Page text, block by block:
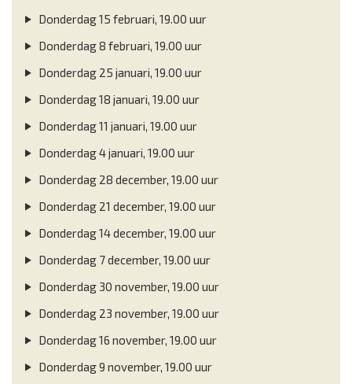
Donderdag 15 februari, 19.00 uur
Donderdag 8 februari, 19.00 uur
Donderdag 25 januari, 19.00 uur
Donderdag 18 januari, 19.00 uur
Donderdag 11 januari, 19.00 uur
Donderdag 4 januari, 19.00 uur
Donderdag 28 december, 19.00 uur
Donderdag 21 december, 19.00 uur
Donderdag 14 december, 19.00 uur
Donderdag 7 december, 19.00 uur
Donderdag 30 november, 19.00 uur
Donderdag 23 november, 19.00 uur
Donderdag 16 november, 19.00 uur
Donderdag 9 november, 19.00 uur